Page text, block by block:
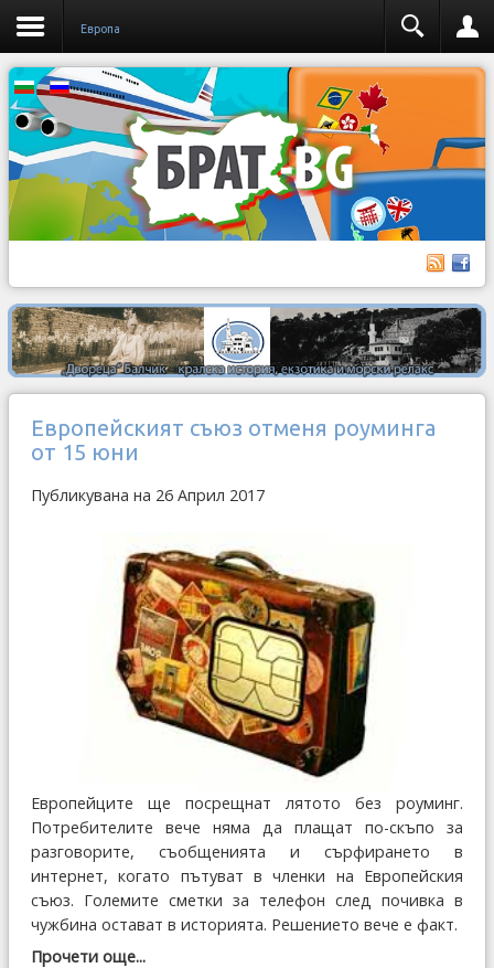
Европа
Европейският съюз отменя роуминга
от 15 юни
Публикувана на 26 Април 2017
Европейците ще посрещнат лятото без роуминг.
Потребителите вече няма да плащат по-скъпо за
разговорите, съобщенията и сърфирането в
интернет, когато пътуват в членки на Европейския
съюз. Големите сметки за телефон след почивка в
чужбина остават в историята. Решението вече е факт.
Прочети още...